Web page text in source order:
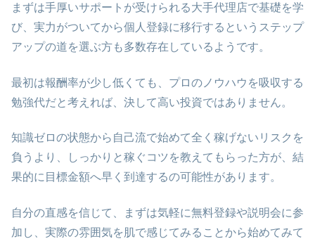
まずは手厚いサポートが受けられる大手代理店で基礎を学
び、実力がついてから個人登録に移行するというステップ
アップの道を選ぶ方も多数存在しているようです。
最初は報酬率が少し低くても、プロのノウハウを吸収する
勉強代だと考えれば、決して高い投資ではありません。
知識ゼロの状態から自己流で始めて全く稼げないリスクを
負うより、しっかりと稼ぐコツを教えてもらった方が、結
果的に目標金額へ早く到達するの可能性があります。
自分の直感を信じて、まずは気軽に無料登録や説明会に参
加し、実際の雰囲気を肌で感じてみることから始めてみて